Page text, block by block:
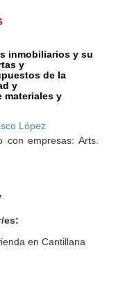
inmobiliarios y su
y
de la
y
materiales y
López
con empresas: Arts.
es:
en Cantillana